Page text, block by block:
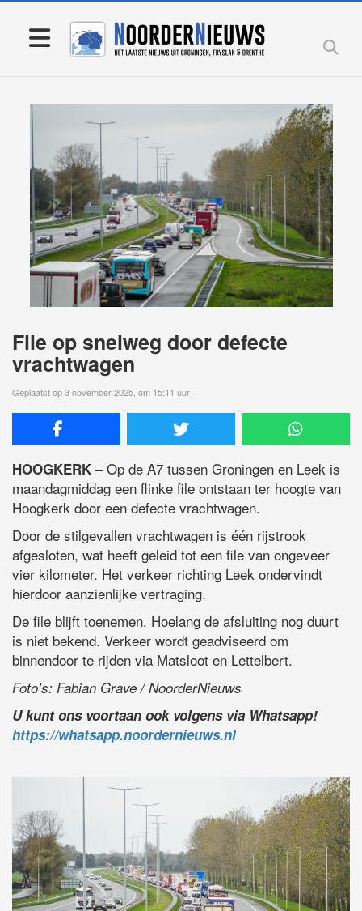
File op snelweg door defecte
vrachtwagen
Geplaatst op 3 november 2025, om 15:11 uur
HOOGKERK – Op de A7 tussen Groningen en Leek is
maandagmiddag een flinke file ontstaan ter hoogte van
Hoogkerk door een defecte vrachtwagen.
Door de stilgevallen vrachtwagen is één rijstrook
afgesloten, wat heeft geleid tot een file van ongeveer
vier kilometer. Het verkeer richting Leek ondervindt
hierdoor aanzienlijke vertraging.
De file blijft toenemen. Hoelang de afsluiting nog duurt
is niet bekend. Verkeer wordt geadviseerd om
binnendoor te rijden via Matsloot en Lettelbert.
Foto’s: Fabian Grave / NoorderNieuws
U kunt ons voortaan ook volgens via Whatsapp!
https://whatsapp.noordernieuws.nl